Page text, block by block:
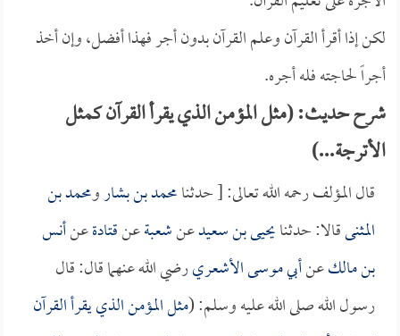
لكن إذا أقرأ القرآن وعلم القرآن بدون أجر فهذا أفضل، وإن أخذ
أجراً لحاجته فله أجره.
شرح حديث: (مثل المؤمن الذي يقرأ القرآن كمثل
الأترجة...)
قال المؤلف رحمه الله تعالى: [ حدثنامحمد بن بشارومحمد بن
المثنىقالا: حدثنايحيى بن سعيدعنشعبةعنقتادةعنأنس
بن مالكعنأبي موسى الأشعريرضي الله عنهما قال: قال
رسول الله صلى الله عليه وسلم: (مثل المؤمن الذي يقرأ القرآن